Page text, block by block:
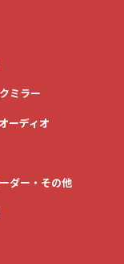
ミラー
ーディオ
ダー・その他